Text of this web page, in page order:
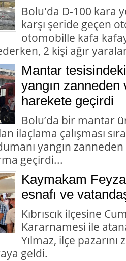
Bolu'da D-100 kara
karşı şeride geçen
otomobille kafa
2 kişi ağır
Mantar
yangın
harekete geçirdi
Bolu’da bir mantar
ilaçlama çalışması
yangın
geçirdi...
Kaymakam
esnafı ve
Kıbrıscık ilçesine
Kararnamesi ile
Yılmaz, ilçe
geldi.